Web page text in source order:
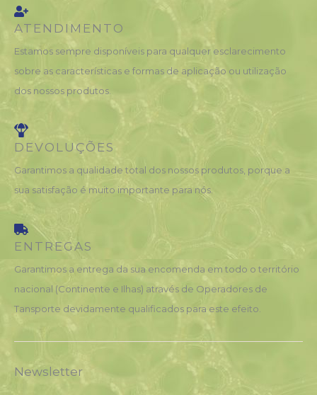
ATENDIMENTO
Estamos sempre disponíveis para qualquer esclarecimento
sobre as características e formas de aplicação ou utilização
dos nossos produtos.
DEVOLUÇÕES
Garantimos a qualidade total dos nossos produtos, porque a
sua satisfação é muito importante para nós.
ENTREGAS
Garantimos a entrega da sua encomenda em todo o território
nacional (Continente e Ilhas) através de Operadores de
Tansporte devidamente qualificados para este efeito.
Newsletter